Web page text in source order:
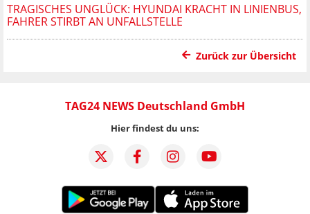
TRAGISCHES UNGLÜCK: HYUNDAI KRACHT IN LINIENBUS,
FAHRER STIRBT AN UNFALLSTELLE
Zurück zur Übersicht
TAG24 NEWS Deutschland GmbH
Hier findest du uns: